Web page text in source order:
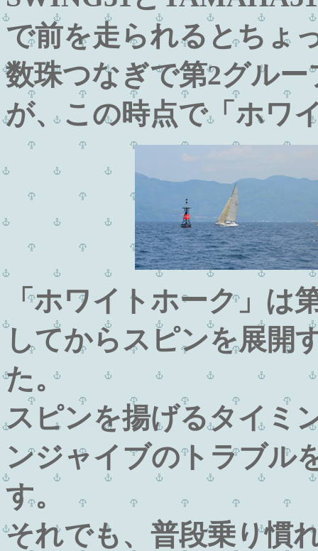
で前を走られるとちょ
数珠つなぎで第2グル
が、この時点で「ホワ
「ホワイトホーク」は
してからスピンを展開
た。
スピンを揚げるタイミ
ンジャイブのトラブル
す。
それでも、普段乗り慣